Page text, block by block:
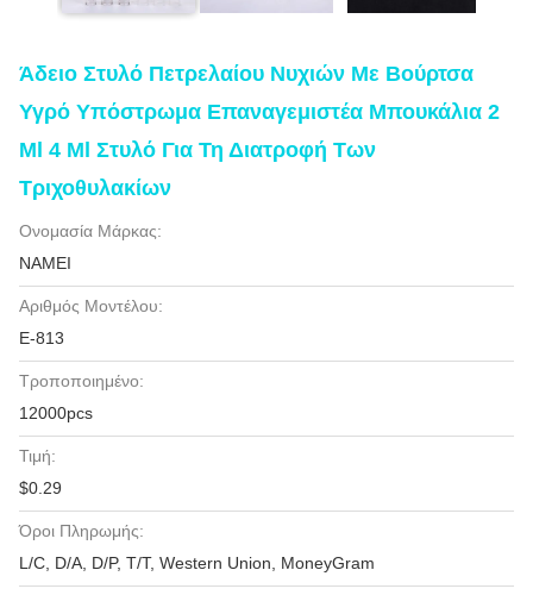
Άδειο Στυλό Πετρελαίου Νυχιών Με Βούρτσα
Υγρό Υπόστρωμα Επαναγεμιστέα Μπουκάλια 2
Ml 4 Ml Στυλό Για Τη Διατροφή Των
Τριχοθυλακίων
Ονομασία Μάρκας:
NAMEI
Αριθμός Μοντέλου:
Ε-813
Τροποποιημένο:
12000pcs
Τιμή:
$0.29
Όροι Πληρωμής:
L/C, D/A, D/P, T/T, Western Union, MoneyGram